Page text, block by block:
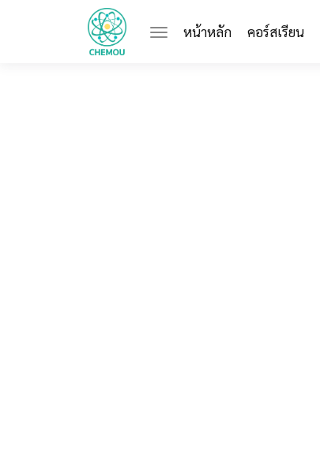
หน้าหลัก(current)
คอร์สเรียน